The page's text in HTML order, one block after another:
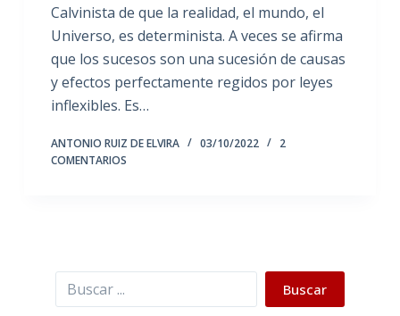
Calvinista de que la realidad, el mundo, el
Universo, es determinista. A veces se afirma
que los sucesos son una sucesión de causas
y efectos perfectamente regidos por leyes
inflexibles. Es…
ANTONIO RUIZ DE ELVIRA 03/10/2022
2
COMENTARIOS
Buscar Buscar